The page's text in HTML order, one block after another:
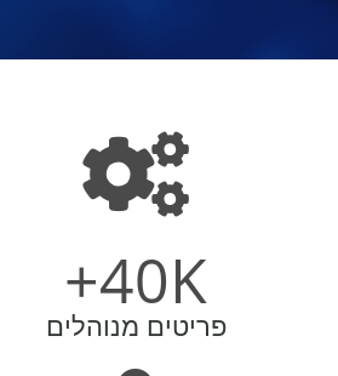
K
40
+
פריטים מנוהלים